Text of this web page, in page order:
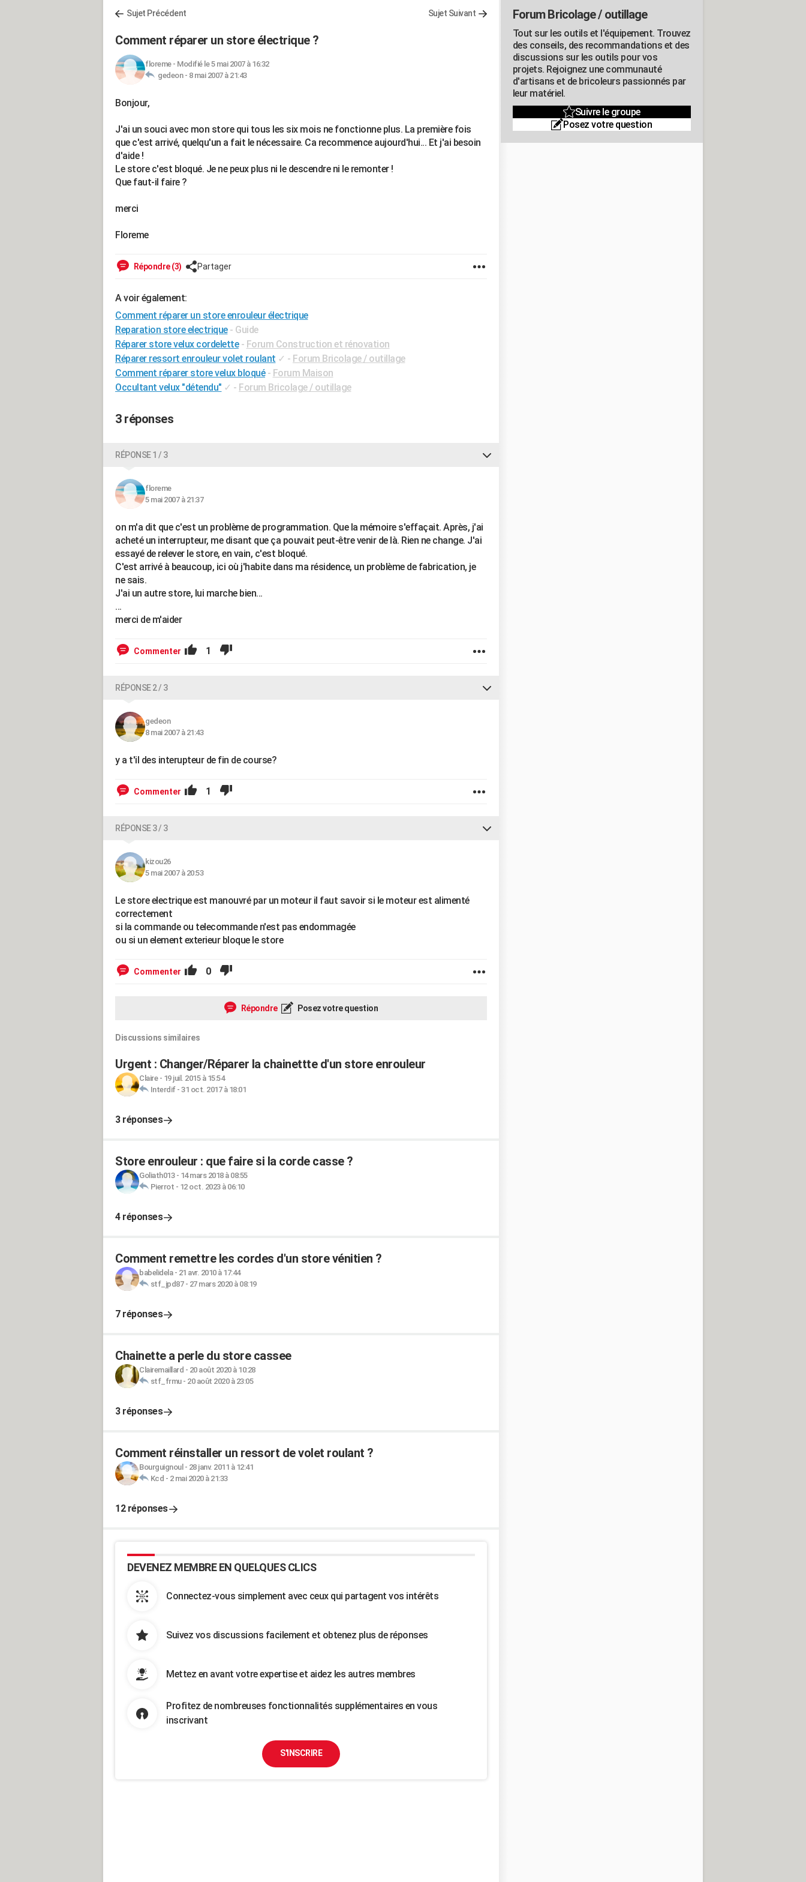
Sujet Précédent Sujet Suivant
Comment réparer un store électrique ?
floreme- Modifié le 5 mai 2007 à 16:32
gedeon - 8 mai 2007 à 21:43
Bonjour,
J'ai un souci avec mon store qui tous les six mois ne fonctionne plus. La première fois
que c'est arrivé, quelqu'un a fait le nécessaire. Ca recommence aujourd'hui... Et j'ai besoin
d'aide !
Le store c'est bloqué. Je ne peux plus ni le descendre ni le remonter !
Que faut-il faire ?
merci
Floreme
Répondre (3) Partager
A voir également:
Comment réparer un store enrouleur électrique
Reparation store electrique - Guide
Réparer store velux cordelette - Forum Construction et rénovation
Réparer ressort enrouleur volet roulant ✓ - Forum Bricolage / outillage
Comment réparer store velux bloqué - Forum Maison
Occultant velux "détendu" ✓ - Forum Bricolage / outillage
3 réponses
RÉPONSE 1 / 3
floreme
5 mai 2007 à 21:37
on m'a dit que c'est un problème de programmation. Que la mémoire s'effaçait. Après, j'ai
acheté un interrupteur, me disant que ça pouvait peut-être venir de là. Rien ne change. J'ai
essayé de relever le store, en vain, c'est bloqué.
C'est arrivé à beaucoup, ici où j'habite dans ma résidence, un problème de fabrication, je
ne sais.
J'ai un autre store, lui marche bien...
...
merci de m'aider
Commenter 1
RÉPONSE 2 / 3
gedeon
8 mai 2007 à 21:43
y a t'il des interupteur de fin de course?
Commenter 1
RÉPONSE 3 / 3
kizou26
5 mai 2007 à 20:53
Le store electrique est manouvré par un moteur il faut savoir si le moteur est alimenté
correctement
si la commande ou telecommande n'est pas endommagée
ou si un element exterieur bloque le store
Commenter 0
Répondre Posez votre question
Discussions similaires
Urgent : Changer/Réparer la chainettte d'un store enrouleur
Claire- 19 juil. 2015 à 15:54
Interdif- 31 oct. 2017 à 18:01
3 réponses
Store enrouleur : que faire si la corde casse ?
Goliath013- 14 mars 2018 à 08:55
Pierrot - 12 oct. 2023 à 06:10
4 réponses
Comment remettre les cordes d'un store vénitien ?
babelidela- 21 avr. 2010 à 17:44
stf_jpd87- 27 mars 2020 à 08:19
7 réponses
Chainette a perle du store cassee
Clairemaillard - 20 août 2020 à 10:28
stf_frmu- 20 août 2020 à 23:05
3 réponses
Comment réinstaller un ressort de volet roulant ?
Bourguignoul - 28 janv. 2011 à 12:41
Kcd - 2 mai 2020 à 21:33
12 réponses
DEVENEZ MEMBRE EN QUELQUES CLICS
Connectez-vous simplement avec ceux qui partagent vos intérêts
Suivez vos discussions facilement et obtenez plus de réponses
Mettez en avant votre expertise et aidez les autres membres
Profitez de nombreuses fonctionnalités supplémentaires en vous
inscrivant
S'INSCRIRE
Forum Bricolage / outillage
Tout sur les outils et l'équipement. Trouvez
des conseils, des recommandations et des
discussions sur les outils pour vos
projets. Rejoignez une communauté
d'artisans et de bricoleurs passionnés par
leur matériel.
Suivre le groupe
Posez votre question